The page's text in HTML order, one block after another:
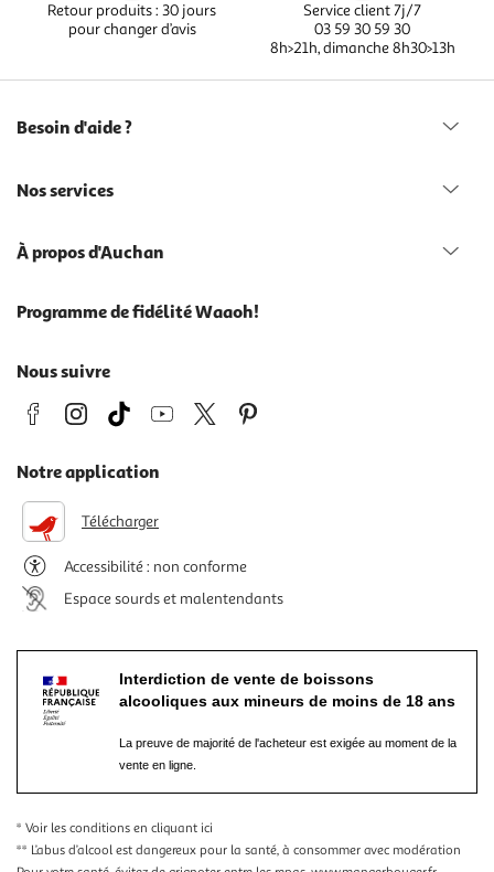
Retour produits : 30 jours
pour changer d’avis
Service client 7j/7
03 59 30 59 30
8h>21h, dimanche 8h30>13h
Besoin d'aide ?
Nos services
À propos d'Auchan
Programme de fidélité Waaoh!
Nous suivre
Notre application
Télécharger
Accessibilité : non conforme
Espace sourds et malentendants
Interdiction de vente de boissons
alcooliques aux mineurs de moins de 18 ans
La preuve de majorité de l'acheteur est exigée au moment de la
vente en ligne.
* Voir les conditions en cliquant ici
** L’abus d’alcool est dangereux pour la santé, à consommer avec modération